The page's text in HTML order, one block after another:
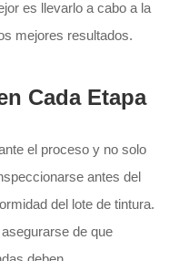
es llevarlo a cabo a la
mejores resultados.
Cada Etapa
el proceso y no solo
antes del
del lote de tintura.
de que